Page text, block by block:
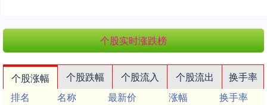
个股实时涨跌榜
个股涨幅 个股跌幅 个股流入 个股流出
换手率
排名
名称 最新价 涨幅
换手率